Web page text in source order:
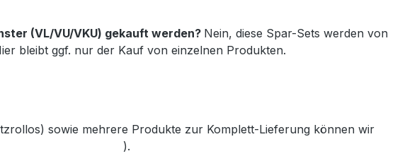
(VL/VU/VKU) gekauft werden? Nein, diese Spar-Sets werden von
bleibt ggf. nur der Kauf von einzelnen Produkten.
sowie mehrere Produkte zur Komplett-Lieferung können wir
).